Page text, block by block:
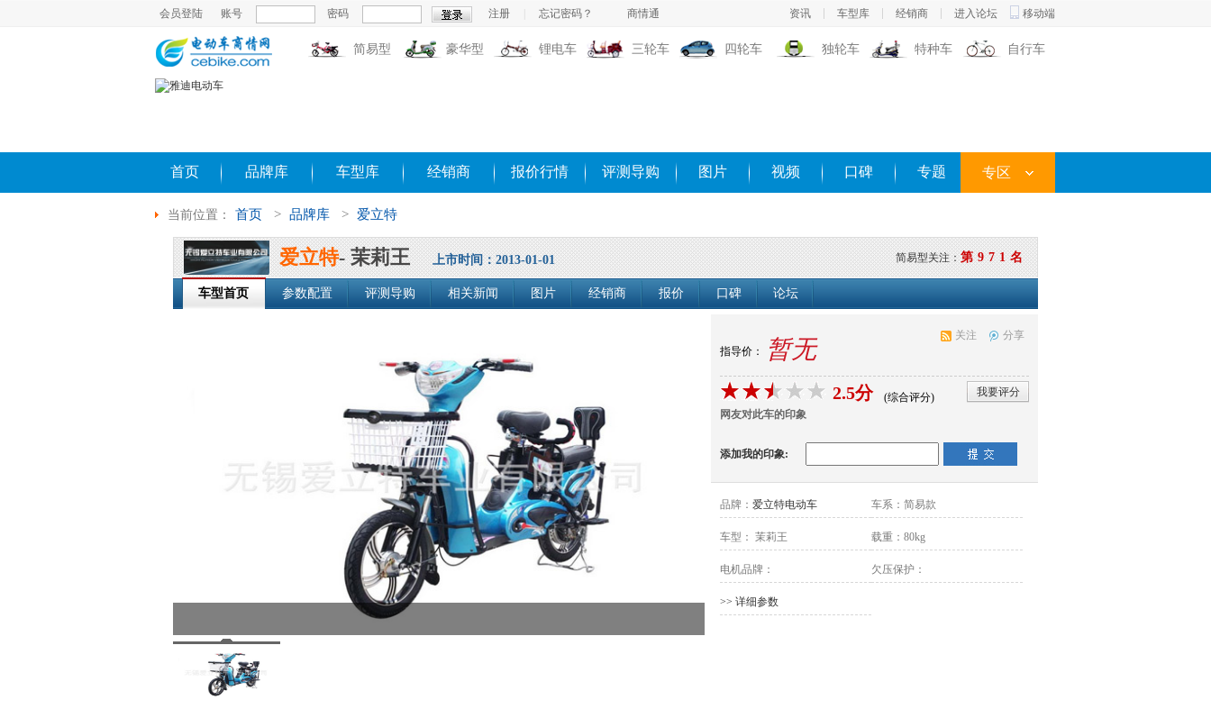
资讯 车型库 经销商 进入论坛 移动端
会员登陆 账号 密码 注册 忘记密码？ 商情通
简易型 豪华型 锂电车 三轮车 四轮车 独轮车 特种车 自行车
首页 品牌库 车型库 经销商 报价行情 评测导购 图片 视频 口碑 专题 专区
当前位置： 首页 > 品牌库 > 爱立特
简易型关注：第971名
爱立特- 茉莉王 上市时间：2013-01-01
车型首页 参数配置 评测导购 相关新闻 图片 经销商 报价 口碑 论坛
指导价： 暂无 关注 分享
2.5分 (综合评分)
我要评分
网友对此车的印象
添加我的印象:
品牌： 爱立特电动车 车系： 简易款
车型： 茉莉王 载重： 80kg
电机品牌： 欠压保护：
>> 详细参数